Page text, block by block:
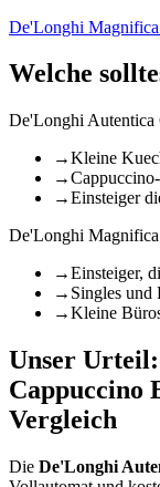
De'Longhi
Welche
De'Longhi
→Kleine
→
→Einsteiger
De'Longhi
→Einsteiger,
→ Singles und
→Kleine
Unser Urteil:
Cappuccino
Vergleich
Die De'Longhi